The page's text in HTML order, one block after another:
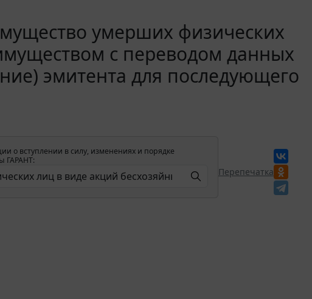
умерших физических
с переводом данных
эмитента для последующего
о вступлении в силу, изменениях и порядке
ГАРАНТ:
Перепечатка